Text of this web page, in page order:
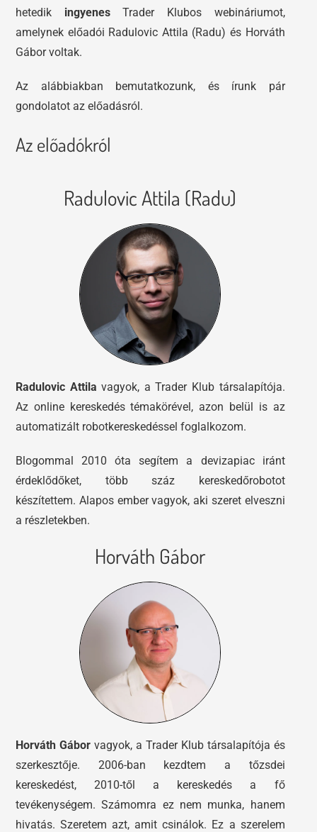
hetedik ingyenesTrader Klubos webináriumot,
amelynek előadói Radulovic Attila (Radu) és Horváth
Gábor voltak.
Az alábbiakban bemutatkozunk, és írunk pár
gondolatot az előadásról.
Az előadókról
Radulovic Attila (Radu)
Radulovic Attila vagyok, a Trader Klub társalapítója.
Az online kereskedés témakörével, azon belül is az
automatizált robotkereskedéssel foglalkozom.
Blogommal 2010 óta segítem a devizapiac iránt
érdeklődőket, több száz kereskedőrobotot
készítettem. Alapos ember vagyok, aki szeret elveszni
a részletekben.
Horváth Gábor
Horváth Gábor vagyok, a Trader Klub társalapítója és
szerkesztője. 2006-ban kezdtem a tőzsdei
kereskedést, 2010-től a kereskedés a fő
tevékenységem. Számomra ez nem munka, hanem
hivatás. Szeretem azt, amit csinálok. Ez a szerelem